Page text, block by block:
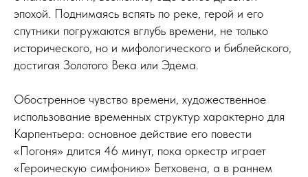
эпохой. Поднимаясь вспять по реке, герой и его
спутники погружаются вглубь времени, не только
исторического, но и мифологического и библейского,
достигая Золотого Века или Эдема.
Обостренное чувство времени, художественное
использование временных структур характерно для
Карпентьера: основное действие его повести
«Погоня» длится 46 минут, пока оркестр играет
«Героическую симфонию» Бетховена, а в раннем